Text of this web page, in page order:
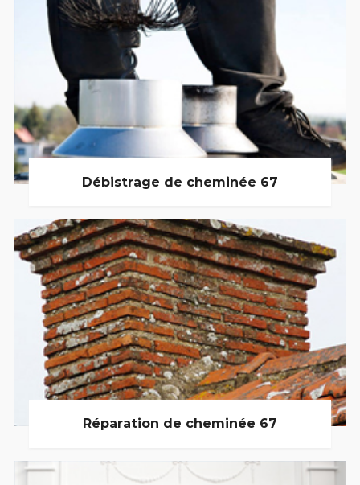
Débistrage de cheminée 67
Réparation de cheminée 67